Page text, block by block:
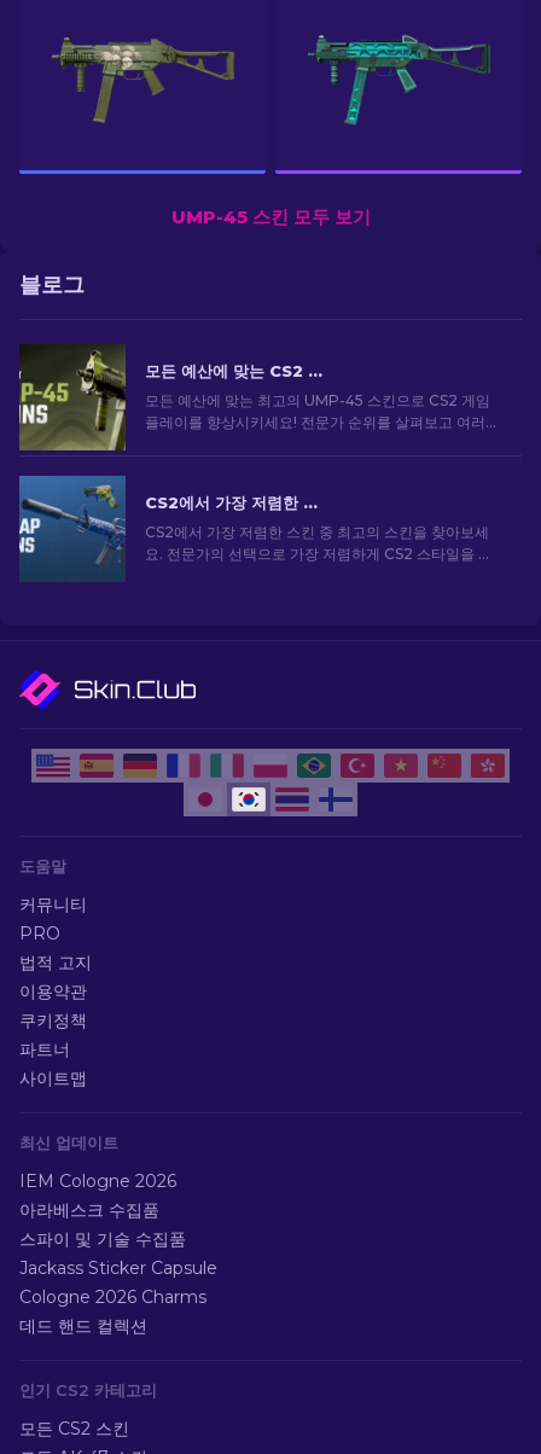
UMP-45 스킨 모두 보기
블로그
모든 예산에 맞는 CS2 최고의 UMP-45 스킨 [2026]
모든 예산에 맞는 최고의 UMP-45 스킨으로 CS2 게임
플레이를 향상시키세요! 전문가 순위를 살펴보고 여러분
CS2에서 가장 저렴한 스킨 [2026]
CS2에서 가장 저렴한 스킨 중 최고의 스킨을 찾아보세
요. 전문가의 선택으로 가장 저렴하게 CS2 스타일을 업
도움말
커뮤니티
PRO
법적 고지
이용약관
쿠키정책
파트너
사이트맵
최신 업데이트
IEM Cologne 2026
아라베스크 수집품
스파이 및 기술 수집품
Jackass Sticker Capsule
Cologne 2026 Charms
데드 핸드 컬렉션
인기 CS2 카테고리
모든 CS2 스킨